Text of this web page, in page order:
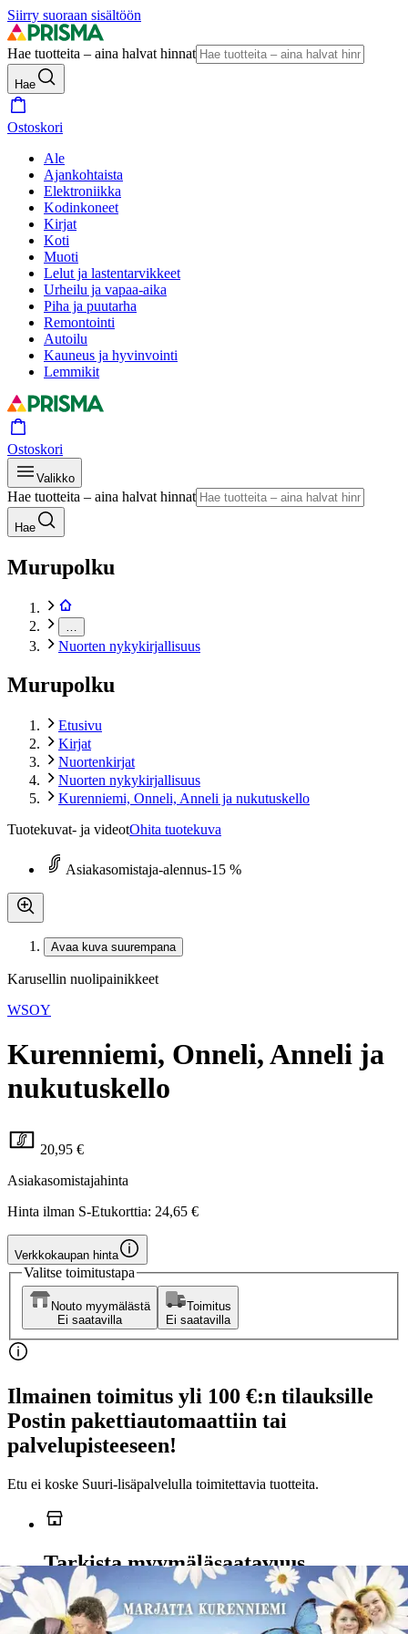
Siirry suoraan sisältöön
Hae tuotteita – aina halvat hinnat
Hae
Ostoskori
Ale
Ajankohtaista
Elektroniikka
Kodinkoneet
Kirjat
Koti
Muoti
Lelut ja lastentarvikkeet
Urheilu ja vapaa-aika
Piha ja puutarha
Remontointi
Autoilu
Kauneus ja hyvinvointi
Lemmikit
Ostoskori
Valikko
Hae tuotteita – aina halvat hinnat
Hae
Murupolku
Nuorten nykykirjallisuus
Murupolku
Etusivu
Kirjat
Nuortenkirjat
Nuorten nykykirjallisuus
Kurenniemi, Onneli, Anneli ja nukutuskello
Tuotekuvat- ja videotOhita tuotekuva
Asiakasomistaja-alennus-15 %
Avaa kuva suurempana
Karusellin nuolipainikkeet
WSOY
Kurenniemi, Onneli, Anneli ja
nukutuskello
20,95 €
Asiakasomistajahinta
Hinta ilman S-Etukorttia: 24,65 €
Verkkokaupan hinta
Valitse toimitustapa
Nouto myymälästä
Ei saatavilla
Toimitus
Ei saatavilla
Ilmainen toimitus yli 100 €:n tilauksille
Postin pakettiautomaattiin tai
palvelupisteeseen!
Etu ei koske Suuri‑lisäpalvelulla toimitettavia tuotteita.
Tarkista myymäläsaatavuus